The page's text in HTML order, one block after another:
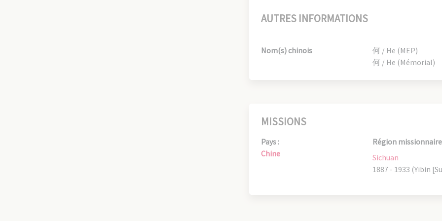
AUTRES INFORMATIONS
Nom(s) chinois
何 / He (MEP)
何 / He (Mémorial)
MISSIONS
Pays :
Chine
Région
Sichuan
1887 - 1933 (Yibin